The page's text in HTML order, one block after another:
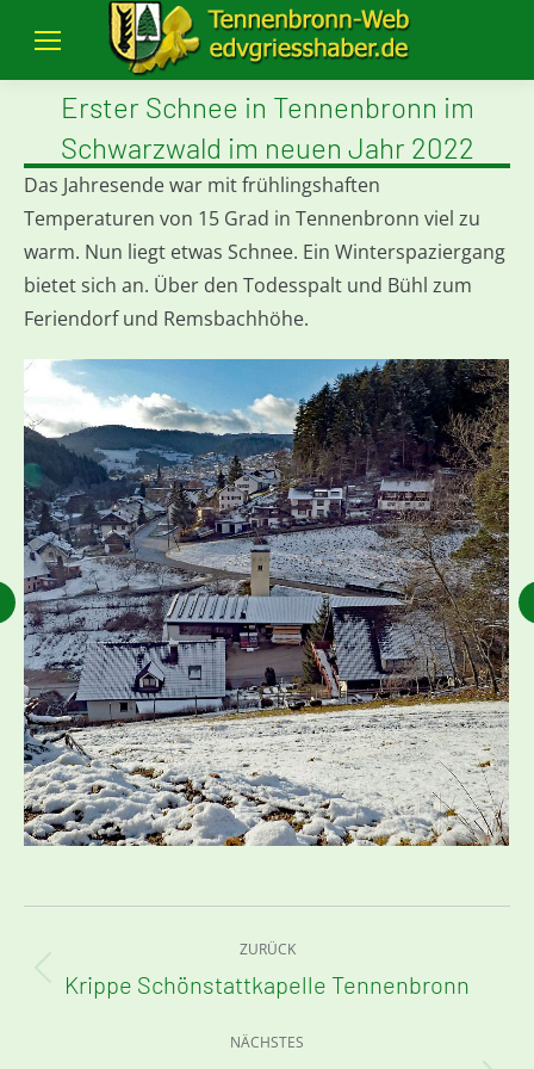
Erster Schnee in Tennenbronn im
Schwarzwald im neuen Jahr 2022
Das Jahresende war mit frühlingshaften
Temperaturen von 15 Grad in Tennenbronn viel zu
warm. Nun liegt etwas Schnee. Ein Winterspaziergang
bietet sich an. Über den Todesspalt und Bühl zum
Feriendorf und Remsbachhöhe.
ZURÜCK
Vorheriger
Krippe Schönstattkapelle Tennenbronn
NÄCHSTES